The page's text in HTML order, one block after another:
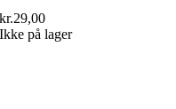
kr.29,00
Ikke på lager